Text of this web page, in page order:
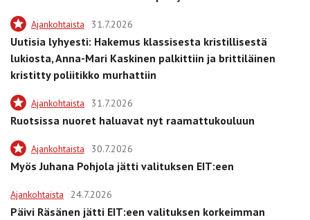
Ajankohtaista 31.7.2026
Uutisia lyhyesti: Hakemus klassisesta kristillisestä
lukiosta, Anna-Mari Kaskinen palkittiin ja brittiläinen
kristitty poliitikko murhattiin
Ajankohtaista 31.7.2026
Ruotsissa nuoret haluavat nyt raamattukouluun
Ajankohtaista 30.7.2026
Myös Juhana Pohjola jätti valituksen EIT:een
Ajankohtaista 24.7.2026
Päivi Räsänen jätti EIT:een valituksen korkeimman